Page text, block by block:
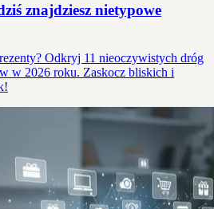
znajdziesz nietypowe
Odkryj 11 nieoczywistych dróg
w 2026 roku. Zaskocz bliskich i